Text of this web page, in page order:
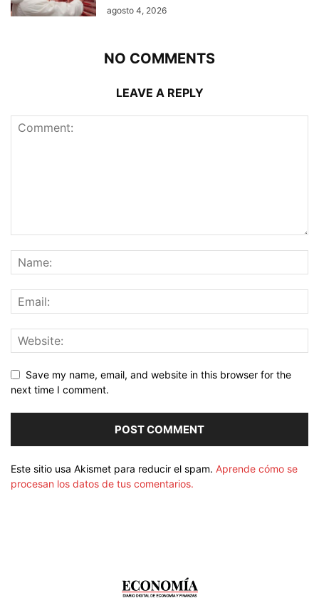
agosto 4, 2026
NO COMMENTS
LEAVE A REPLY
Save my name, email, and website in this browser for the
next time I comment.
Este sitio usa Akismet para reducir el spam. Aprende cómo se
procesan los datos de tus comentarios.